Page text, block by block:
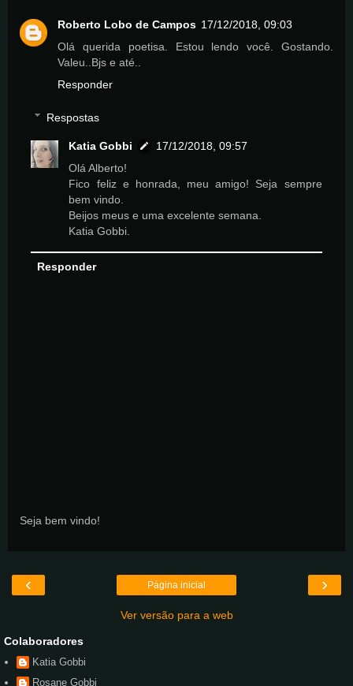
Roberto Lobo de Campos 17/12/2018, 09:03
Olá querida poetisa. Estou lendo você. Gostando.
Valeu..Bjs e até..
Responder
Respostas
Katia Gobbi
17/12/2018, 09:57
Olá Alberto!
Fico feliz e honrada, meu amigo! Seja sempre
bem vindo.
Beijos meus e uma excelente semana.
Katia Gobbi.
Responder
Seja bem vindo!
‹ ›
Página inicial
Ver versão para a web
Colaboradores
Katia Gobbi
Rosane Gobbi